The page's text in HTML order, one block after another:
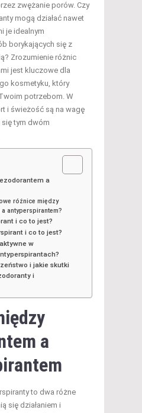
zwężanie porów. Czy
mogą działać nawet
je idealnym
borykających się z
Zrozumienie różnic
jest kluczowe dla
kosmetyku, który
potrzebom. W
i świeżość są na wagę
się tym dwóm
a
różnice między
antyperspirantem?
i co to jest?
i co to jest?
w
i jakie skutki
i
a
to dwa różne
się działaniem i